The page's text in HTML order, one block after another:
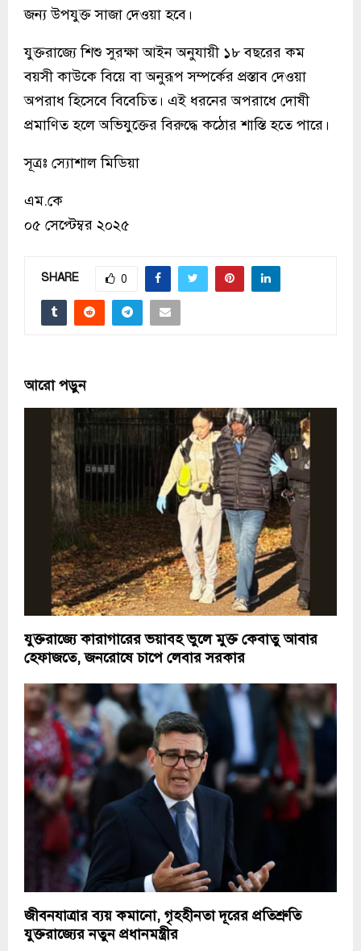
জন্য উপযুক্ত সাজা দেওয়া হবে।
যুক্তরাজ্যে শিশু সুরক্ষা আইন অনুযায়ী ১৮ বছরের কম
বয়সী কাউকে বিয়ে বা অনুরূপ সম্পর্কের প্রস্তাব দেওয়া
অপরাধ হিসেবে বিবেচিত। এই ধরনের অপরাধে দোষী
প্রমাণিত হলে অভিযুক্তের বিরুদ্ধে কঠোর শাস্তি হতে পারে।
সূত্রঃ স্যোশাল মিডিয়া
এম.কে
০৫ সেপ্টেম্বর ২০২৫
SHARE 0
আরো পড়ুন
যুক্তরাজ্যে কারাগারের ভয়াবহ ভুলে মুক্ত কেবাতু আবার
হেফাজতে, জনরোষে চাপে লেবার সরকার
জীবনযাত্রার ব্যয় কমানো, গৃহহীনতা দূরের প্রতিশ্রুতি
যুক্তরাজ্যের নতুন প্রধানমন্ত্রীর